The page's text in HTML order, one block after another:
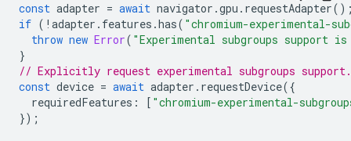
const adapter = await navigator .gpu . requestAdapter
if ( ! adapter . features .has( "chromium-experimental-
throw new Error( "Experimental subgroups support
}
// Explicitly request experimental subgroups support.
const device = await adapter . requestDevice({
requiredFeatures : [ "chromium-experimental-
});